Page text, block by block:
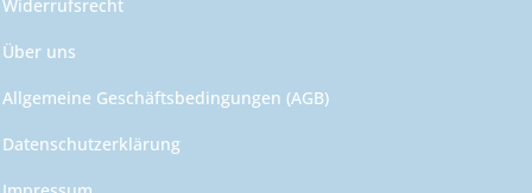
Widerrufsrecht
Über uns
Allgemeine Geschäftsbedingungen (AGB)
Datenschutzerklärung